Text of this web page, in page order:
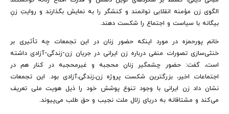
الگوی زن مؤمنه انقلابی توانمند و کنشگر را به نمایش بگذارند و روایتِ زنِ
بیگانه با سیاست و اجتماع را شکست دهند.
خانم پورحمزه‌ در مورد اینکه حضور زنان در این تجمعات چه تأثیری بر
خنثی‌سازی تصورات منفی درباره زن ایرانی در جریان زن-زندگی-آزادی داشته
است، گفت: حضور چشمگیر زنان محجبه و غیرمحجبه در کنار هم در
اجتماعات اخیر، بزرگترین شکست پروژه زن‌،زندگی،‌آزادی بود. این تجمعات
نشان داد زن ایرانی با وجود تنوع پوشش خود را ذیل هویت ملی تعریف
می‌کند و مشتاقانه به دریای زلال ملت نجیب و حق طلب می‌پیوند.